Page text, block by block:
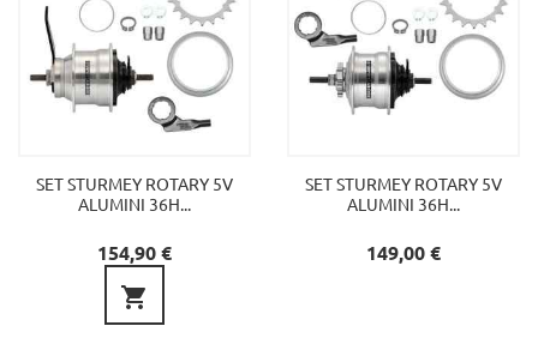
SET STURMEY ROTARY 5V
ALUMINI 36H...
Preu
154,90 €

SET STURMEY ROTARY 5V
ALUMINI 36H...
Preu
149,00 €